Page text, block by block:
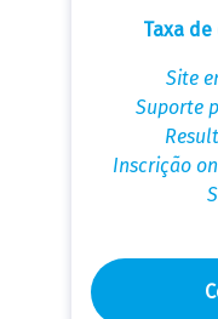
Taxa
Site
Suporte
Inscrição